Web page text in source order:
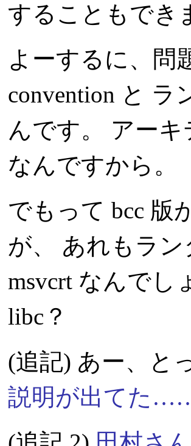
することもでき
よーするに、問
convention と
んです。 アー
なんですから。
でもって bcc 版
が、 あれもラ
msvcrt なんでし
libc？
(追記) あー、と
説明が出てた